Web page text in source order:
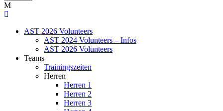
AST 2026 Volunteers
AST 2024 Volunteers – Infos
AST 2026 Volunteers
Teams
Trainingszeiten
Herren
Herren 1
Herren 2
Herren 3